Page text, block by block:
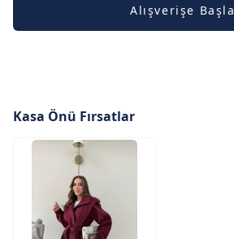
Alışverişe Başla
Kasa Önü Fırsatlar